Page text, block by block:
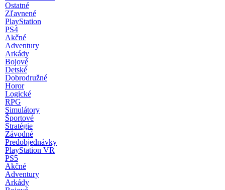
Ostatné
Zľavnené
PlayStation
PS4
Akčné
Adventury
Arkády
Bojové
Detské
Dobrodružné
Horor
Logické
RPG
Simulátory
Športové
Stratégie
Závodné
Predobjednávky
PlayStation VR
PS5
Akčné
Adventury
Arkády